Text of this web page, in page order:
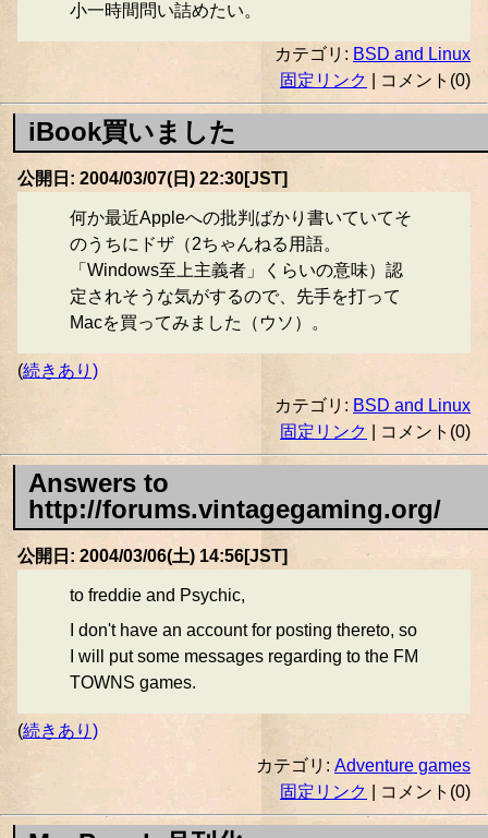
小一時間問い詰めたい。
カテゴリ: BSD and Linux
固定リンク
| コメント(0)
iBook買いました
公開日: 2004/03/07(日) 22:30[JST]
何か最近Appleへの批判ばかり書いていてそ
のうちにドザ（2ちゃんねる用語。
「Windows至上主義者」くらいの意味）認
定されそうな気がするので、先手を打って
Macを買ってみました（ウソ）。
(続きあり)
カテゴリ: BSD and Linux
固定リンク
| コメント(0)
Answers to
http://forums.vintagegaming.org/
公開日: 2004/03/06(土) 14:56[JST]
to freddie and Psychic,
I don't have an account for posting thereto, so
I will put some messages regarding to the FM
TOWNS games.
(続きあり)
カテゴリ: Adventure games
固定リンク
| コメント(0)